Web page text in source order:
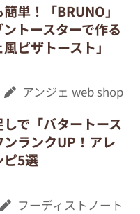
単！「BRUNO」
トースターで作る
風ピザトースト」
アンジェ web shop
しで「バタートース
ンランクUP！アレ
ピ5選
フーディストノート